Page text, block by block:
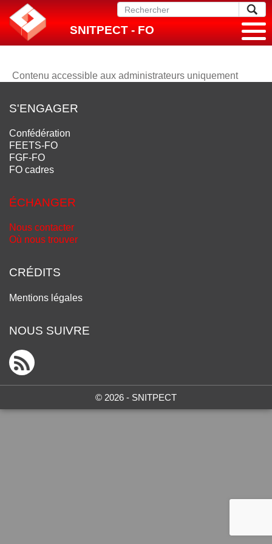
SNITPECT - FO
Contenu accessible aux administrateurs uniquement
S'ENGAGER
Confédération
FEETS-FO
FGF-FO
FO cadres
ÉCHANGER
Nous contacter
Où nous trouver
CRÉDITS
Mentions légales
NOUS SUIVRE
© 2026 - SNITPECT